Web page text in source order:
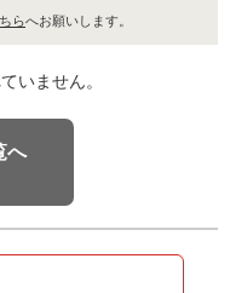
らへお願いします。
いません。
へ